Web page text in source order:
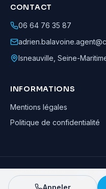
CONTACT
06 64 76 35 87
Isneauville Seine-
INFORMATIONS
Mentions légales
Politique de confidentialité
Adrien Balavoine—Agent
·
Appeler